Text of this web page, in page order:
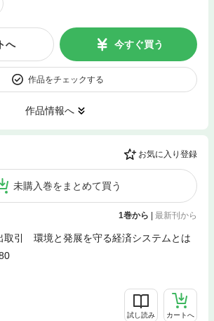
へ 今すぐ買う
作品をチェックする
作品情報へ
お気に入り登録
未購入巻をまとめて買う
1巻から | 最新刊から
取引 環境と発展を守る経済システムとは
試し読み カートへ